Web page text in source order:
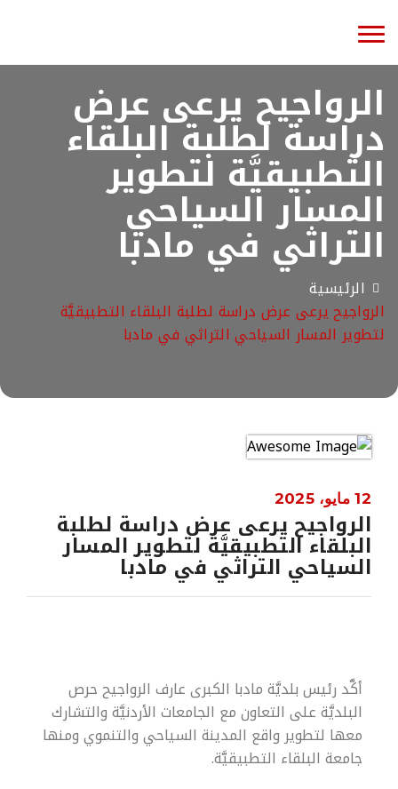
Toggle
navigation
الرواجيح يرعى عرض
دراسة لطلبة البلقاء
التطبيقيَّة لتطوير
المسار السياحي
التراثي في مادبا
الرئيسية
الرواجيح يرعى عرض دراسة لطلبة البلقاء التطبيقيَّة
لتطوير المسار السياحي التراثي في مادبا
12 مايو، 2025
الرواجيح يرعى عرض دراسة لطلبة
البلقاء التطبيقيَّة لتطوير المسار
السياحي التراثي في مادبا
أكَّد رئيس بلديَّة مادبا الكبرى عارف الرواجيح حرص
البلديَّة على التعاون مع الجامعات الأردنيَّة والتشارك
معها لتطوير واقع المدينة السياحي والتنموي ومنها
جامعة البلقاء التطبيقيَّة.